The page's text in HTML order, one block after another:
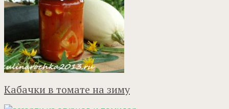
Кабачки в томате на зиму